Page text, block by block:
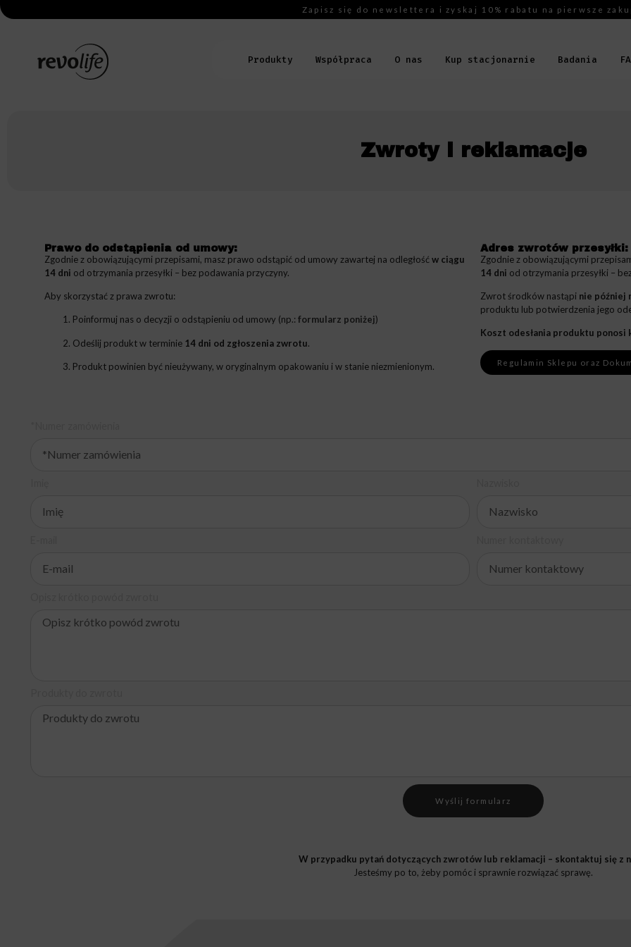
Zapisz się do newslettera i zyskaj 10% rabatu na pierwsze
Produkty Współpraca O nas Kup stacjonarnie Badania
Zwroty i reklamacje
Prawo do odstąpienia od umowy:
Zgodnie z obowiązującymi przepisami, masz prawo odstąpić od umowy zawartej na odległośćw ciągu
14 dni od otrzymania przesyłki – bez podawania przyczyny.
Aby skorzystać z prawa zwrotu:
Poinformuj nas o decyzji o odstąpieniu od umowy (np.:formularz poniżej)
Odeślij produkt w terminie 14 dni od zgłoszenia zwrotu.
Produkt powinien być nieużywany, w oryginalnym opakowaniu i w stanie niezmienionym.
Adres zwrotów przesyłki:
Zgodnie z obowiązującymi
14 dni od otrzymania przesyłki –
Zwrot środków nastąpi nie później
produktu lub potwierdzenia jego
Koszt odesłania produktu ponosi
Regulamin Sklepu oraz
Wyślij formularz
W przypadku pytań dotyczących zwrotów lub reklamacji – skontaktuj się z
Jesteśmy po to, żeby pomóc i sprawnie rozwiązać sprawę.